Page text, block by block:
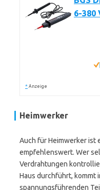
6-380
* Anzeige
Heimwerker
Auch für Heimwerker ist
empfehlenswert. Wer
Verdrahtungen
Haus durchführt, kommt
spannungsführenden